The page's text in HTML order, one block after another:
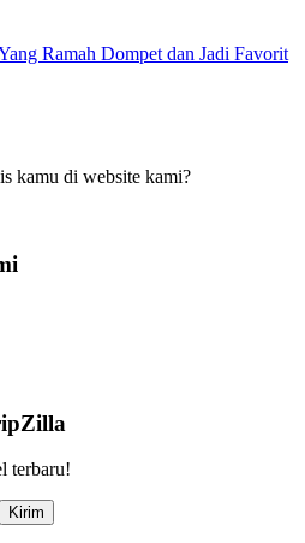
Ramah Dompet dan Jadi Favorit
kamu di website kami?
terbaru!
Kirim